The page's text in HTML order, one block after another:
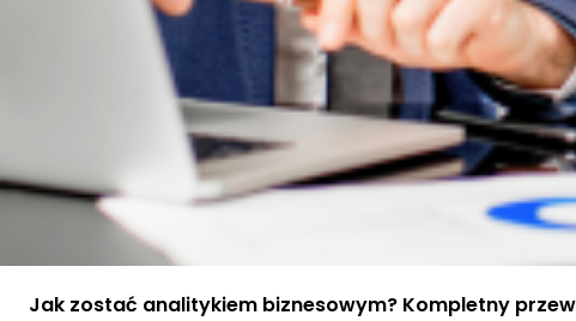
Jak zostać analitykiem biznesowym? Kompletny